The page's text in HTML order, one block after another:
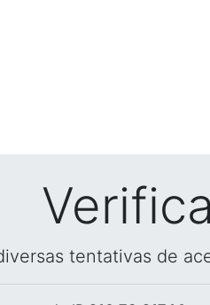
tentativas de